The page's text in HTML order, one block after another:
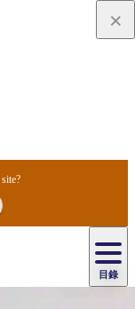
site?
目錄